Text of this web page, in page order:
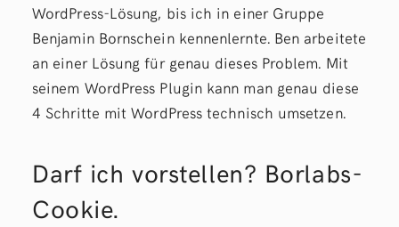
WordPress-Lösung, bis ich in einer Gruppe
Benjamin Bornschein kennenlernte. Ben arbeitete
an einer Lösung für genau dieses Problem. Mit
seinem WordPress Plugin kann man genau diese
4 Schritte mit WordPress technisch umsetzen.
Darf ich vorstellen? Borlabs-
Cookie.